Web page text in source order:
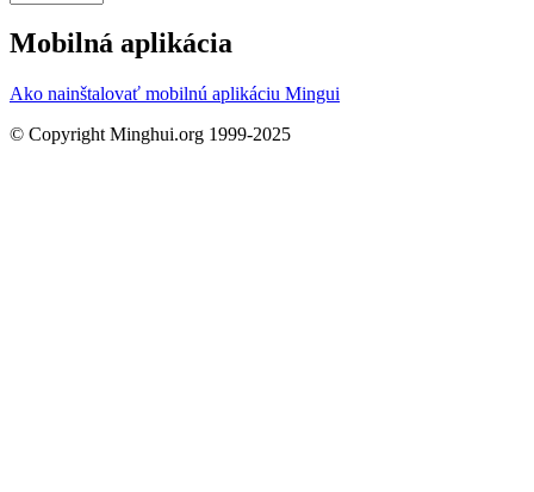
Mobilná aplikácia
Ako nainštalovať mobilnú aplikáciu Mingui
© Copyright Minghui.org 1999-2025